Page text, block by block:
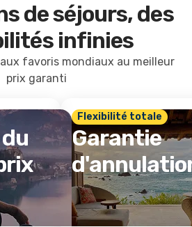
de séjours, des
infinies
favoris mondiaux au meilleur
prix garanti
Flexibilité totale
Garantie